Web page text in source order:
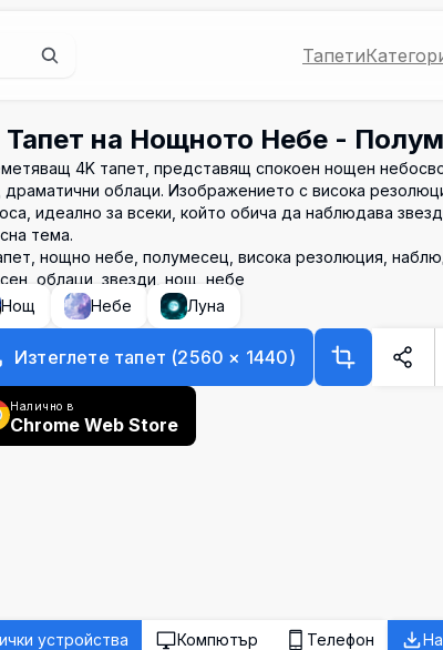
Тапети
Тапет на Нощното Небе -
4K тапет, представящ спокоен нощен
облаци. Изображението с висока
идеално за всеки, който обича да наблюдава
тема.
нощно небе, полумесец, висока резолюция,
облаци, звезди, нощ, небе
Нощ
Небе Луна
Изтеглете тапет (2560 × 1440)
Налично в
Chrome Web Store
устройства Компютър Телефон